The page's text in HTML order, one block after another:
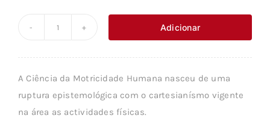
original
era:
é:
E
Adicionar
A Ciência da Motricidade Humana nasceu de uma
ruptura epistemológica com o cartesianísmo vigente
na área as actividades físicas.